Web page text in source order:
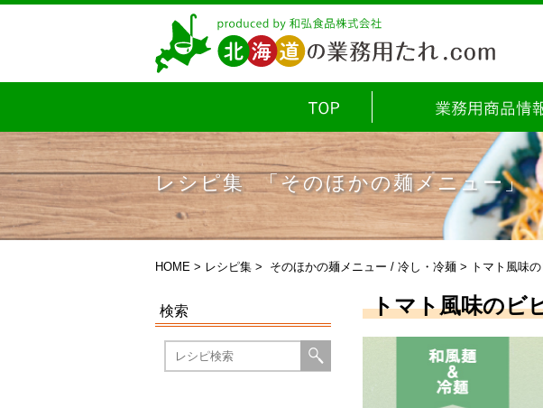
レシピ集 「そのほかの麺メニュー」
HOME > レシピ集 > そのほかの麺メニュー / 冷し・冷麺 > トマト風味
トマト風味のビ
検索